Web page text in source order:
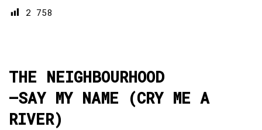
2 758
THE NEIGHBOURHOOD
—SAY MY NAME (CRY ME A
RIVER)